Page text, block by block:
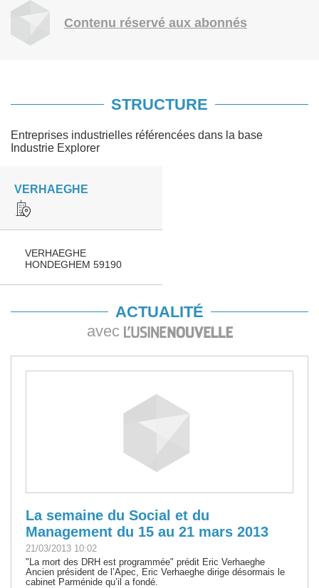
Contenu réservé aux abonnés
STRUCTURE
Entreprises industrielles référencées dans la base
Industrie Explorer
VERHAEGHE
VERHAEGHE
HONDEGHEM 59190
ACTUALITÉ
avec
La semaine du Social et du
Management du 15 au 21 mars 2013
21/03/2013 10:02
"La mort des DRH est programmée" prédit Eric Verhaeghe
Ancien président de l’Apec, Eric Verhaeghe dirige désormais le
cabinet Parménide qu’il a fondé.